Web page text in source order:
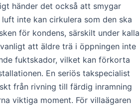
händer det också att smygar
inte kan cirkulera som den ska
för kondens, särskilt under kalla
att äldre trä i öppningen inte
fuktskador, vilket kan förkorta
En seriös takspecialist
från rivning till färdig inramning
viktiga moment. För villaägaren